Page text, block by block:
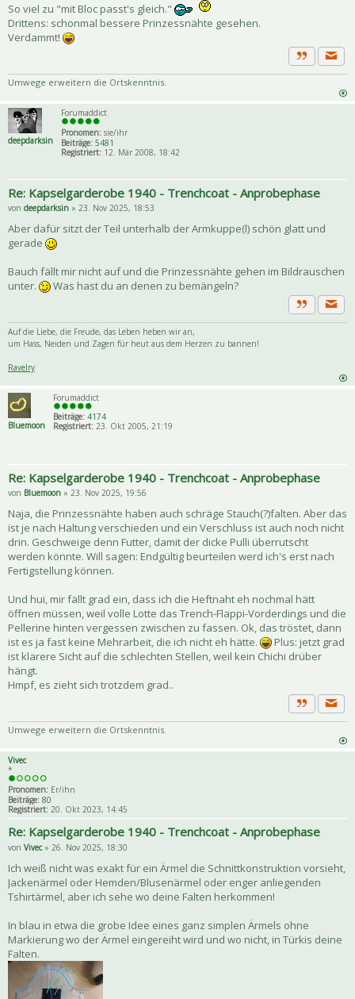
So viel zu "mit Bloc passt's gleich."
Drittens: schonmal bessere Prinzessnähte gesehen.
Verdammt!
Zitat
Umwege erweitern die Ortskenntnis.
deepdarksin
Forumaddict
Pronomen: sie/ihr
Beiträge: 5481
Registriert: 12. Mär 2008, 18:42
Re: Kapselgarderobe 1940 - Trenchcoat - Anprobephase
von deepdarksin » 23. Nov 2025, 18:53
Aber dafür sitzt der Teil unterhalb der Armkuppe(l) schön glatt und
gerade
Bauch fällt mir nicht auf und die Prinzessnähte gehen im Bildrauschen
unter.
Was hast du an denen zu bemängeln?
Zitat
Auf die Liebe, die Freude, das Leben heben wir an,
um Hass, Neiden und Zagen für heut aus dem Herzen zu bannen!
Ravelry
Bluemoon
Forumaddict
Beiträge: 4174
Registriert: 23. Okt 2005, 21:19
Re: Kapselgarderobe 1940 - Trenchcoat - Anprobephase
von Bluemoon » 23. Nov 2025, 19:56
Naja, die Prinzessnähte haben auch schräge Stauch(?)falten. Aber das
ist je nach Haltung verschieden und ein Verschluss ist auch noch nicht
drin. Geschweige denn Futter, damit der dicke Pulli überrutscht
werden könnte. Will sagen: Endgültig beurteilen werd ich's erst nach
Fertigstellung können.
Und hui, mir fällt grad ein, dass ich die Heftnaht eh nochmal hätt
öffnen müssen, weil volle Lotte das Trench-Flappi-Vorderdings und die
Pellerine hinten vergessen zwischen zu fassen. Ok, das tröstet, dann
ist es ja fast keine Mehrarbeit, die ich nicht eh hätte.
Plus: jetzt grad
ist klarere Sicht auf die schlechten Stellen, weil kein Chichi drüber
hängt.
Hmpf, es zieht sich trotzdem grad..
Zitat
Umwege erweitern die Ortskenntnis.
Vivec
*
Pronomen: Er/ihn
Beiträge: 80
Registriert: 20. Okt 2023, 14:45
Re: Kapselgarderobe 1940 - Trenchcoat - Anprobephase
von Vivec» 26. Nov 2025, 18:30
Ich weiß nicht was exakt für ein Ärmel die Schnittkonstruktion vorsieht,
Jackenärmel oder Hemden/Blusenärmel oder enger anliegenden
Tshirtärmel, aber ich sehe wo deine Falten herkommen!
In blau in etwa die grobe Idee eines ganz simplen Ärmels ohne
Markierung wo der Ärmel eingereiht wird und wo nicht, in Türkis deine
Falten.